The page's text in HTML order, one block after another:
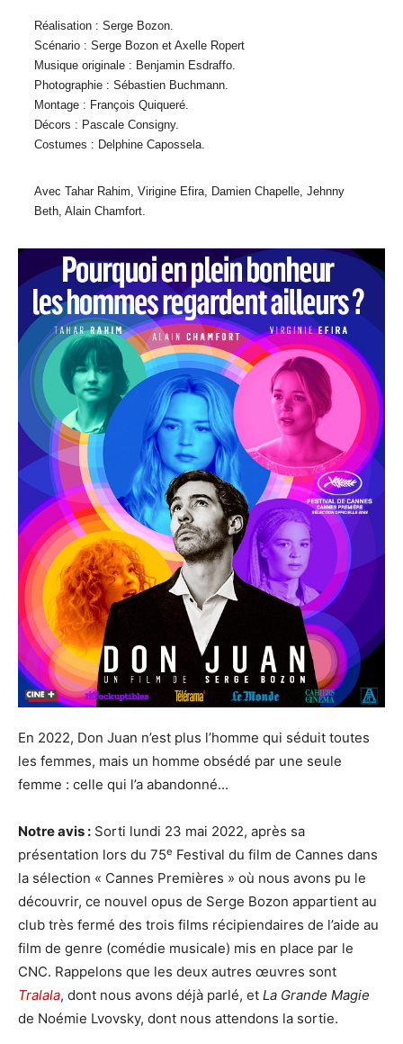
Réalisation : Serge Bozon.
Scénario : Serge Bozon et Axelle Ropert
Musique originale : Benjamin Esdraffo.
Photographie : Sébastien Buchmann.
Montage : François Quiqueré.
Décors : Pascale Consigny.
Costumes : Delphine Capossela.
Avec Tahar Rahim, Virigine Efira, Damien Chapelle, Jehnny
Beth, Alain Chamfort.
En 2022, Don Juan n’est plus l’homme qui séduit toutes
les femmes, mais un homme obsédé par une seule
femme : celle qui l’a abandonné...
Notre avis : Sorti lundi 23 mai 2022, après sa
présentation lors du 75e Festival du film de Cannes dans
la sélection « Cannes Premières » où nous avons pu le
découvrir, ce nouvel opus de Serge Bozon appartient au
club très fermé des trois films récipiendaires de l’aide au
film de genre (comédie musicale) mis en place par le
CNC. Rappelons que les deux autres œuvres sont
Tralala, dont nous avons déjà parlé, et La Grande Magie
de Noémie Lvovsky, dont nous attendons la sortie.